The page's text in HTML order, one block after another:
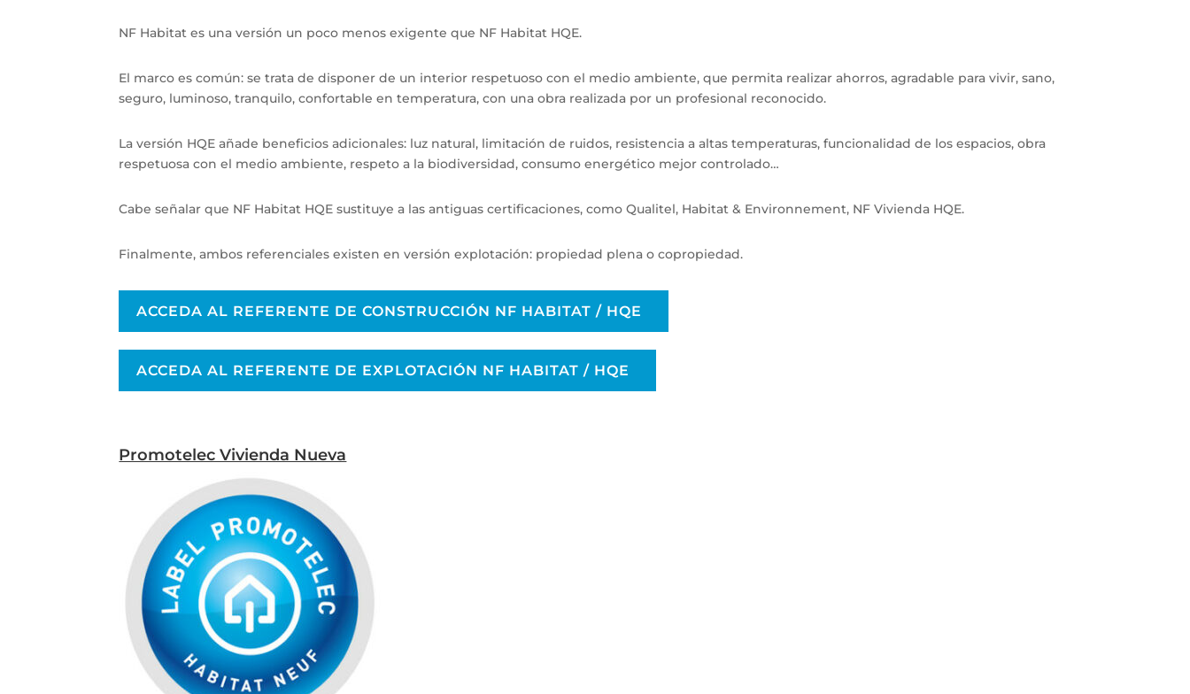
NF Habitat es una versión un poco menos exigente que NF Habitat HQE.
El marco es común: se trata de disponer de un interior respetuoso con el medio ambiente, que permita realizar ahorros, agradable para vivir, sano,
seguro, luminoso, tranquilo, confortable en temperatura, con una obra realizada por un profesional reconocido.
La versión HQE añade beneficios adicionales: luz natural, limitación de ruidos, resistencia a altas temperaturas, funcionalidad de los espacios, obra
respetuosa con el medio ambiente, respeto a la biodiversidad, consumo energético mejor controlado…
Cabe señalar que NF Habitat HQE sustituye a las antiguas certificaciones, como Qualitel, Habitat & Environnement, NF Vivienda HQE.
Finalmente, ambos referenciales existen en versión explotación: propiedad plena o copropiedad.
ACCEDA AL REFERENTE DE CONSTRUCCIÓN NF HABITAT / HQE
ACCEDA AL REFERENTE DE EXPLOTACIÓN NF HABITAT / HQE
Promotelec Vivienda Nueva